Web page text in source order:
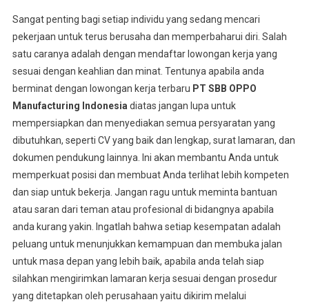
Sangat penting bagi setiap individu yang sedang mencari
pekerjaan untuk terus berusaha dan memperbaharui diri. Salah
satu caranya adalah dengan mendaftar lowongan kerja yang
sesuai dengan keahlian dan minat. Tentunya apabila anda
berminat dengan lowongan kerja terbaru PT SBB OPPO
Manufacturing Indonesia diatas jangan lupa untuk
mempersiapkan dan menyediakan semua persyaratan yang
dibutuhkan, seperti CV yang baik dan lengkap, surat lamaran, dan
dokumen pendukung lainnya. Ini akan membantu Anda untuk
memperkuat posisi dan membuat Anda terlihat lebih kompeten
dan siap untuk bekerja. Jangan ragu untuk meminta bantuan
atau saran dari teman atau profesional di bidangnya apabila
anda kurang yakin. Ingatlah bahwa setiap kesempatan adalah
peluang untuk menunjukkan kemampuan dan membuka jalan
untuk masa depan yang lebih baik, apabila anda telah siap
silahkan mengirimkan lamaran kerja sesuai dengan prosedur
yang ditetapkan oleh perusahaan yaitu dikirim melalui